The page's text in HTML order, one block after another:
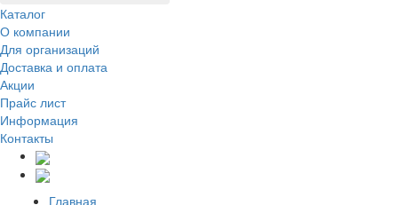
Каталог
О компании
Для организаций
Доставка и оплата
Акции
Прайс лист
Информация
Контакты
Главная